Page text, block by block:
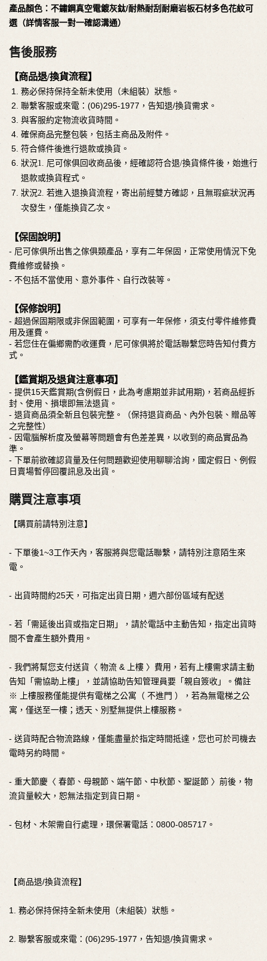
產品顏色：不鏽鋼真空電鍍灰鈦/耐熱耐刮耐磨岩板石材多色花紋可
選（詳情客服一對一確認溝通）
售後服務
【商品退/換貨流程】
務必保持保持全新未使用（未組裝）狀態。
聯繫客服或來電：(06)295-1977，告知退/換貨需求。
與客服約定物流收貨時間。
確保商品完整包裝，包括主商品及附件。
符合條件後進行退款或換貨。
狀況1. 尼可傢俱回收商品後，經確認符合退/換貨條件後，始進行
退款或換貨程式。
狀況2. 若進入退換貨流程，寄出前經雙方確認，且無瑕疵狀況再
次發生，僅能換貨乙次。
【保固說明】
- 尼可傢俱所出售之傢俱類產品，享有二年保固，正常使用情況下免
費維修或替換。
- 不包括不當使用、意外事件、自行改裝等。
【保修說明】
- 超過保固期限或非保固範圍，可享有一年保修，須支付零件維修費
用及運費。
- 若您住在偏鄉需酌收運費，尼可傢俱將於電話聯繫您時告知付費方
式。
【鑑賞期及退貨注意事項】
- 提供15天鑑賞期(含例假日，此為考慮期並非試用期)，若商品經拆
封、使用、損壞即無法退貨。
- 退貨商品須全新且包裝完整。（保持退貨商品、內外包裝、贈品等
之完整性）
- 因電腦解析度及螢幕等問題會有色差差異，以收到的商品實品為
準。
- 下單前欲確認貨量及任何問題歡迎使用聊聊洽詢，國定假日、例假
日賣場暫停回覆訊息及出貨。
購買注意事項
【購買前請特別注意】
- 下單後1~3工作天內，客服將與您電話聯繫，請特別注意陌生來
電。
- 出貨時間約25天，可指定出貨日期，週六部份區域有配送
- 若「需延後出貨或指定日期」，請於電話中主動告知，指定出貨時
間不會產生額外費用。
- 我們將幫您支付送貨〈 物流 & 上樓 〉費用，若有上樓需求請主動
告知「需協助上樓」，並請協助告知管理員要「親自簽收」。備註
※ 上樓服務僅能提供有電梯之公寓（ 不進門 ），若為無電梯之公
寓，僅送至一樓；透天、別墅無提供上樓服務。
- 送貨時配合物流路線，僅能盡量於指定時間抵達，您也可於司機去
電時另約時間。
- 重大節慶〈 春節、母親節、端午節、中秋節、聖誕節 〉前後，物
流貨量較大，恕無法指定到貨日期。
- 包材、木架需自行處理，環保署電話：0800-085717。
【商品退/換貨流程】
1. 務必保持保持全新未使用（未組裝）狀態。
2. 聯繫客服或來電：(06)295-1977，告知退/換貨需求。